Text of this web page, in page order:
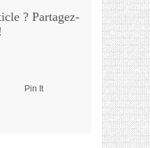
? Partagez-
Pin It